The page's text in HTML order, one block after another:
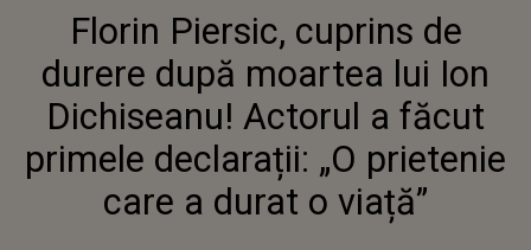
DUPĂ MOARTEA LUI ION DICHISEANU!
ACTORUL A FĂCUT PRIMELE DECLARAȚII:
„O PRIETENIE CARE A DURAT O VIAȚĂ”
Florin Piersic, cuprins de
durere după moartea lui Ion
Dichiseanu! Actorul a făcut
primele declarații: „O prietenie
care a durat o viață”